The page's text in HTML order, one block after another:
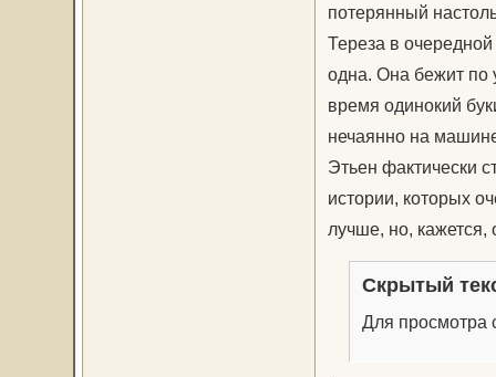
потерянный
Тереза в
одна. Она бежит по
время одинокий
нечаянно на
Этьен фактически
истории, которых
лучше, но,
Скрытый
Для просмотра